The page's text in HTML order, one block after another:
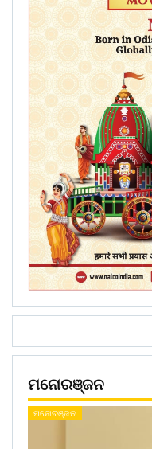
ମନୋରଞ୍ଜନ
ମନୋରଞ୍ଜନ